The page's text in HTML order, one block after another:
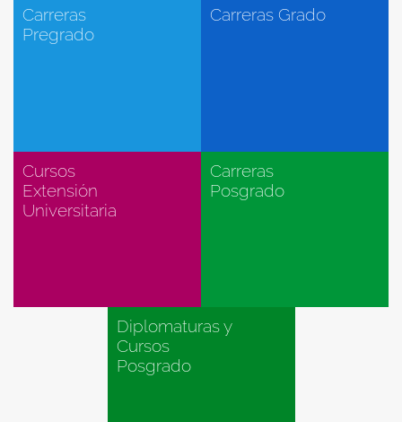
Carreras
Pregrado
Carreras Grado
Cursos
Extensión
Universitaria
Carreras
Posgrado
Diplomaturas y
Cursos
Posgrado